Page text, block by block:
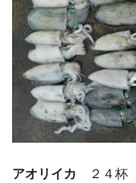
アオリイカ ２４杯